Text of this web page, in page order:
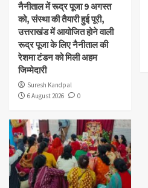
नैनीताल में रूद्र पूजा 9 अगस्त
को, संस्था की तैयारी हुई पूरी,
उत्तराखंड में आयोजित होने वाली
रूद्र पूजा के लिए नैनीताल की
रेशमा टंडन को मिली अहम
जिम्मेदारी
Suresh Kandpal
6 August 2026
0